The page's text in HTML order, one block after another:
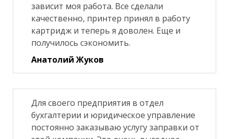
зависит моя работа. Все сделали
качественно, принтер принял в работу
картридж и теперь я доволен. Еще и
получилось сэкономить.
Анатолий Жуков
Для своего предприятия в отдел
бухгалтерии и юридическое управление
постоянно заказываю услугу заправки от